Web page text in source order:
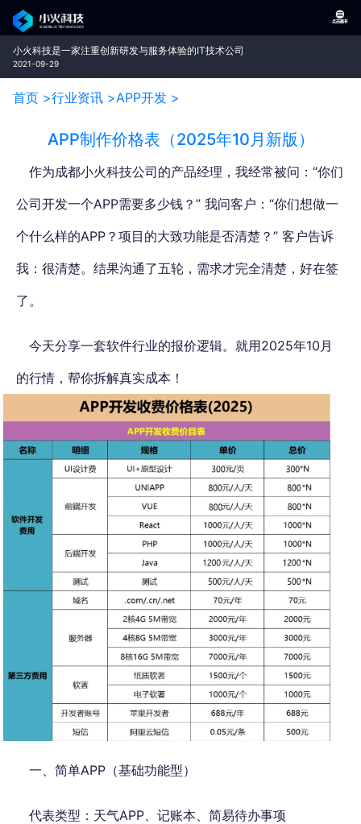
小火科技是一家注重创新研发与服务体验的IT技术公司
2021-09-29
首页 >行业资讯 >APP开发 >
APP制作价格表（2025年10月新版）
作为成都小火科技公司的产品经理，我经常被问：“你们
公司开发一个APP需要多少钱？” 我问客户：“你们想做一
个什么样的APP？项目的大致功能是否清楚？” 客户告诉
我：很清楚。结果沟通了五轮，需求才完全清楚，好在签
了。
今天分享一套软件行业的报价逻辑。就用2025年10月
的行情，帮你拆解真实成本！
一、简单APP（基础功能型）
代表类型：天气APP、记账本、简易待办事项